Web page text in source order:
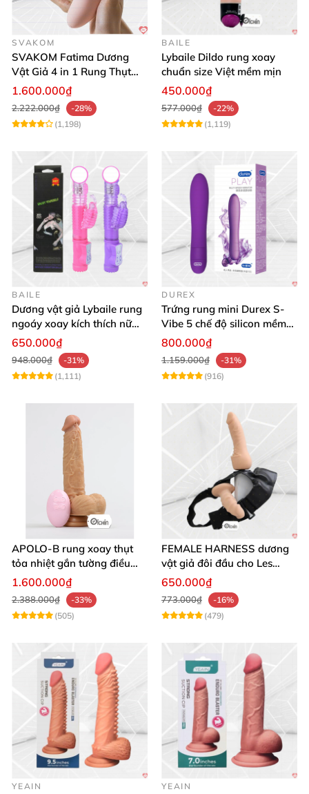
SVAKOM
SVAKOM Fatima Dương
Vật Giả 4 in 1 Rung Thụt
Hút Toả Nhiệt Massage Cho
1.600.000₫
2.222.000₫
-28%
(1,198)
BAILE
Lybaile Dildo rung xoay
chuẩn size Việt mềm mịn
450.000₫
577.000₫
-22%
(1,119)
BAILE
Dương vật giả Lybaile rung
ngoáy xoay kích thích nữ
thủ dâm
650.000₫
948.000₫
-31%
(1,111)
DUREX
Trứng rung mini Durex S-
Vibe 5 chế độ silicon mềm
mịn cao cấp
800.000₫
1.159.000₫
-31%
(916)
APOLO-B rung xoay thụt
tỏa nhiệt gắn tường điều
khiển từ xa đa chế độ
1.600.000₫
2.388.000₫
-33%
(505)
FEMALE HARNESS dương
vật giả đôi đầu cho Les
massage cực sướng
650.000₫
773.000₫
-16%
(479)
YEAIN YEAIN